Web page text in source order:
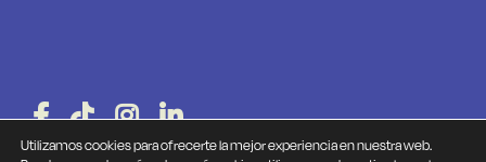
Utilizamos cookies para ofrecerte la mejor experiencia en nuestra web.